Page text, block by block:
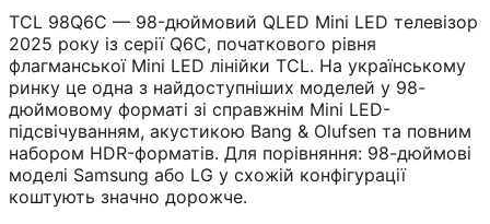
TCL 98Q6C — 98-дюймовий QLED Mini LED телевізор
2025 року із серії Q6C, початкового рівня
флагманської Mini LED лінійки TCL. На українському
ринку це одна з найдоступніших моделей у 98-
дюймовому форматі зі справжнім Mini LED-
підсвічуванням, акустикою Bang & Olufsen та повним
набором HDR-форматів. Для порівняння: 98-дюймові
моделі Samsung або LG у схожій конфігурації
коштують значно дорожче.